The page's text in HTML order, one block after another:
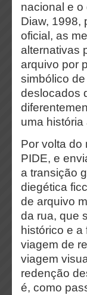
nacional e o
Diaw, 1998,
oficial, as
alternativas
arquivo por
simbólico
deslocados
uma história
Por volta do
PIDE, e
a transição
diegética
de arquivo
da rua, que
histórico e
viagem de
viagem
redenção
é, como